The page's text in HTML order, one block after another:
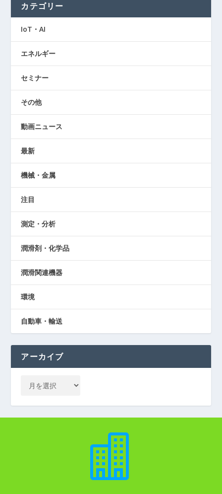
カテゴリー
IoT・AI
エネルギー
セミナー
その他
動画ニュース
最新
機械・金属
注目
測定・分析
潤滑剤・化学品
潤滑関連機器
環境
自動車・輸送
アーカイブ
